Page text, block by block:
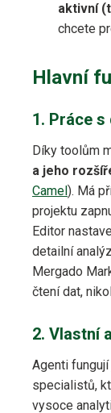
aktivní
chcete
Hlavní
1. Práce
Díky toolům
a jeho
Camel ). Má
projektu
Editor
detailní
Mergado
čtení dat,
2. Vlastní
Agenti
specialistů,
vysoce